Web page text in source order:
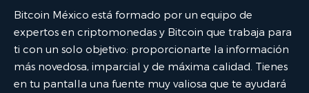
Bitcoin México está formado por un equipo de
expertos en criptomonedas y Bitcoin que trabaja para
ti con un solo objetivo: proporcionarte la información
más novedosa, imparcial y de máxima calidad. Tienes
en tu pantalla una fuente muy valiosa que te ayudará